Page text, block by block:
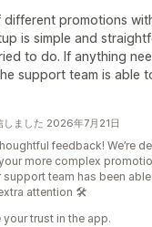
different promotions
is simple and
to do. If anything
support team is able
ました 2026年7月21日
feedback! We’re
more complex
support team has been
attention 🛠️
trust in the app.